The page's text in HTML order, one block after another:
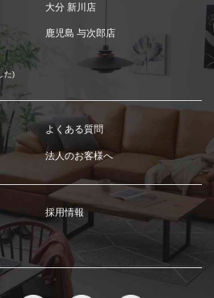
大分 新川店
鹿児島 与次郎店
た)
よくある質問
法人のお客様へ
採用情報